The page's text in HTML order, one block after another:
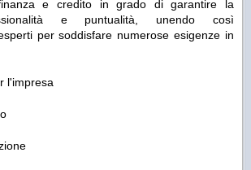
e credito in grado di garantire la
e puntualità, unendo così
per soddisfare numerose esigenze in
l'impresa